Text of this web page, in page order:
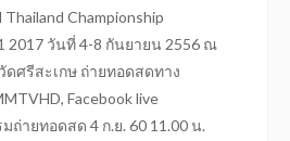
Championship
1 2017 วันที่ 4-8 กันยายน 2556 ณ
ศรีสะเกษ ถ่ายทอดสดทาง
Facebook live
ถ่ายทอดสด 4 ก.ย. 60 11.00 น.